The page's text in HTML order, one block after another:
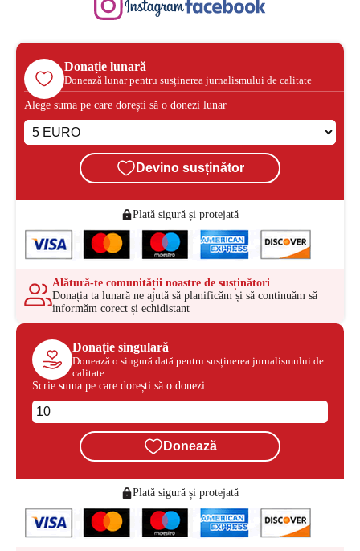
Donație lunară
Donează lunar pentru susținerea jurnalismului de calitate
Alege suma pe care dorești să o donezi lunar
Devino susținător
Plată sigură și protejată
Alătură-te comunității noastre de susținători
Donația ta lunară ne ajută să planificăm și să continuăm să
informăm corect și echidistant
Donație singulară
Donează o singură dată pentru susținerea jurnalismului de
calitate
Scrie suma pe care dorești să o donezi
Donează
Plată sigură și protejată